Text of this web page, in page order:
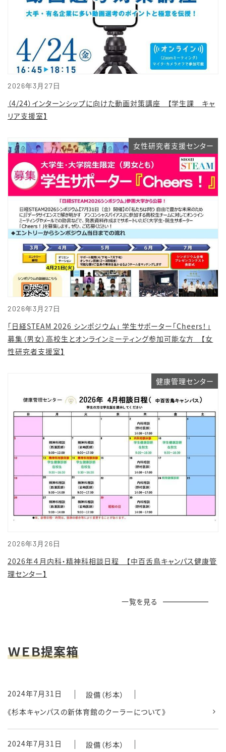
2026年3月27日
（4/24）インターンシップに向けた動画対策講座 【学生課 キャ
リア支援室】
2026年3月27日
女性研究者支援センター
「日経STEAM 2026 シンポジウム」 学生サポーター「Cheers！」
募集（男女）高校生とオンラインミーティング参加可能な方 【女
性研究者支援室】
2026年3月26日
健康管理センター
2026年４月内科・精神科相談日程 【中百舌鳥キャンパス健康管
理センター】
一覧を見る
ＷＥＢ提案箱
2024年7月31日
設備（杉本）
《杉本キャンパスの新体育館のクーラーについて》
2024年7月31日 設備（杉本）